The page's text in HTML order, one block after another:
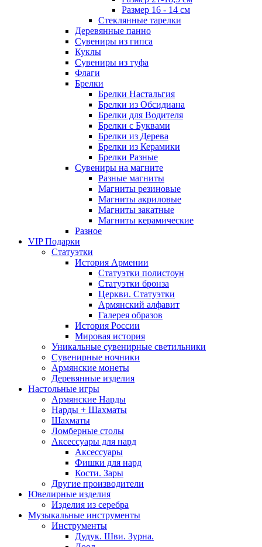
Размер 16 - 14 см
Стеклянные тарелки
Деревянные панно
Сувениры из гипса
Куклы
Сувениры из туфа
Флаги
Брелки
Брелки Настальгия
Брелки из Обсидиана
Брелки для Водителя
Брелки с Буквами
Брелки из Дерева
Брелки из Керамики
Брелки Разные
Сувениры на магните
Разные магниты
Магниты резиновые
Магниты акриловые
Магниты закатные
Магниты керамические
Разное
VIP Подарки
Статуэтки
История Армении
Статуэтки полистоун
Статуэтки бронза
Церкви. Статуэтки
Армянский алфавит
Галерея образов
История России
Мировая история
Уникальные сувенирные светильники
Сувенирные ночники
Армянские монеты
Деревянные изделия
Настольные игры
Армянские Нарды
Нарды + Шахматы
Шахматы
Ломберные столы
Аксессуары для нард
Аксессуары
Фишки для нард
Кости. Зары
Другие производители
Ювелирные изделия
Изделия из серебра
Музыкальные инструменты
Инструменты
Дудук. Шви. Зурна.